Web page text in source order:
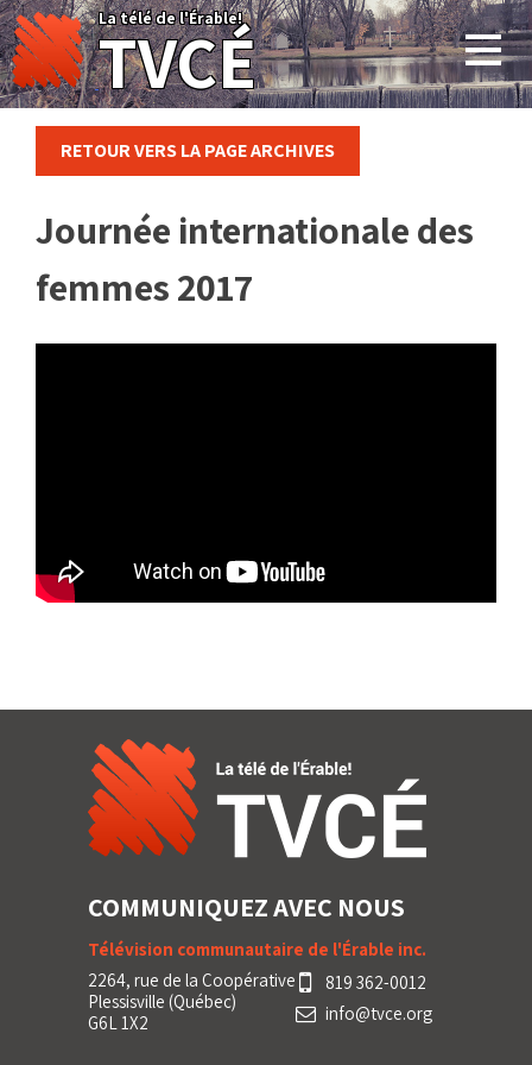
Skip
to
content
La télé de l'Érable!
TVCÉ
RETOUR VERS LA PAGE ARCHIVES
Journée internationale des
femmes 2017
COMMUNIQUEZ AVEC NOUS
Télévision communautaire de l'Érable inc.
2264, rue de la Coopérative
Plessisville (Québec)
G6L 1X2
819 362-0012
info@tvce.org